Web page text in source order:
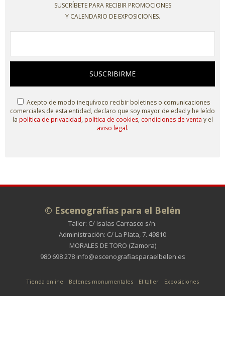
SUSCRÍBETE PARA RECIBIR PROMOCIONES
Y CALENDARIO DE EXPOSICIONES.
SUSCRIBIRME
Acepto de modo inequívoco recibir boletines o comunicaciones
comerciales de esta entidad, declaro que soy mayor de edad y he leído
la política de privacidad, política de cookies, condiciones de venta y el
aviso legal.
© Escenografías para el Belén
Taller: C/ Isaías Carrasco s/n.
Administración: C/ La Plata, 7. 49810
MORALES DE TORO (Zamora)
980 698 278 info@escenografiasparaelbelen.es
Tienda online Belenes monumentales El taller Exposiciones